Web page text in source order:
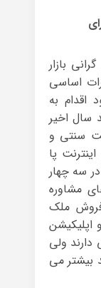
بازار
اساسی
اقدام به
سال اخیر
سنتی و
پا
سه چهار
مشاوره
ملک
اپلیکیشن
دارند ولی
بیشتر می